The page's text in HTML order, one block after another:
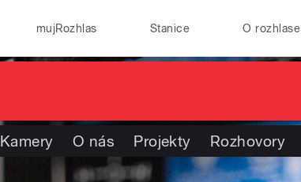
mujRozhlas Stanice O rozhlase
Kamery O nás Projekty Rozhovory